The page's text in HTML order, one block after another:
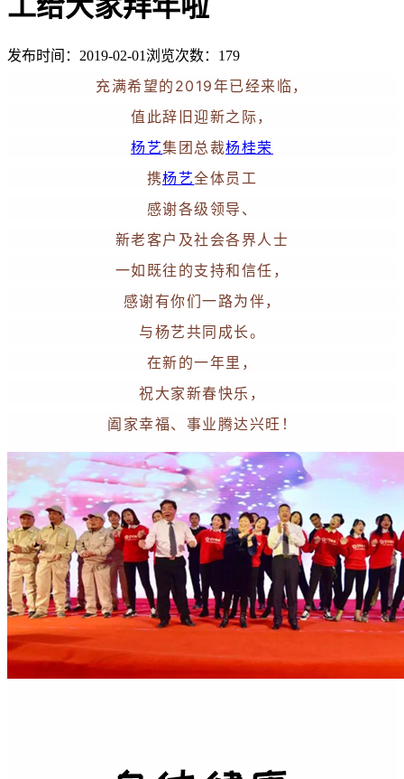
发布时间：2019-02-01 浏览次数： 179
充满希望的2019年已经来临，
值此辞旧迎新之际，
杨艺集团总裁杨桂荣
携杨艺全体员工
感谢各级领导、
新老客户及社会各界人士
一如既往的支持和信任，
感谢有你们一路为伴，
与杨艺共同成长。
在新的一年里，
祝大家新春快乐，
阖家幸福、事业腾达兴旺！